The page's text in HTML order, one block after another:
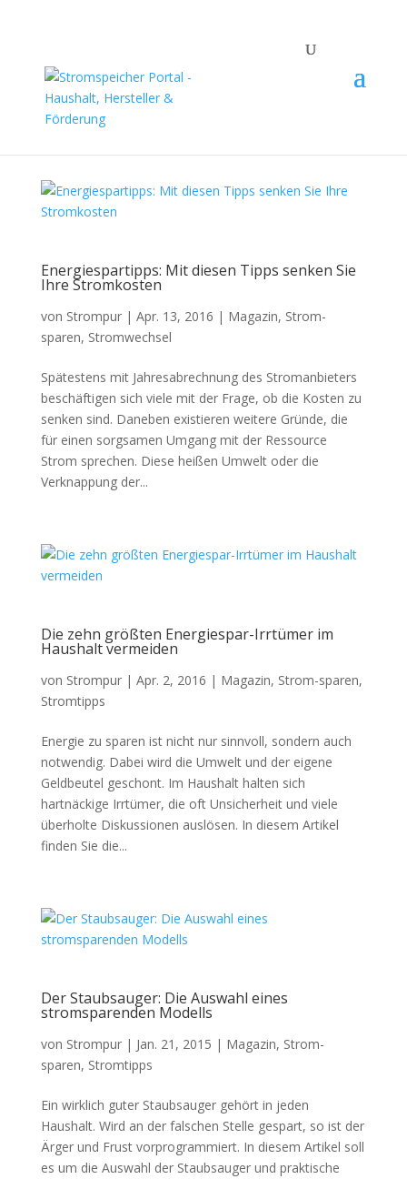
Energiespartipps: Mit diesen Tipps senken Sie
Ihre Stromkosten
von Strompur| Apr. 13, 2016 | Magazin, Strom-
sparen, Stromwechsel
Spätestens mit Jahresabrechnung des Stromanbieters
beschäftigen sich viele mit der Frage, ob die Kosten zu
senken sind. Daneben existieren weitere Gründe, die
für einen sorgsamen Umgang mit der Ressource
Strom sprechen. Diese heißen Umwelt oder die
Verknappung der...
Die zehn größten Energiespar-Irrtümer im
Haushalt vermeiden
von Strompur| Apr. 2, 2016 | Magazin, Strom-sparen,
Stromtipps
Energie zu sparen ist nicht nur sinnvoll, sondern auch
notwendig. Dabei wird die Umwelt und der eigene
Geldbeutel geschont. Im Haushalt halten sich
hartnäckige Irrtümer, die oft Unsicherheit und viele
überholte Diskussionen auslösen. In diesem Artikel
finden Sie die...
Der Staubsauger: Die Auswahl eines
stromsparenden Modells
von Strompur| Jan. 21, 2015 | Magazin, Strom-
sparen, Stromtipps
Ein wirklich guter Staubsauger gehört in jeden
Haushalt. Wird an der falschen Stelle gespart, so ist der
Ärger und Frust vorprogrammiert. In diesem Artikel soll
es um die Auswahl der Staubsauger und praktische